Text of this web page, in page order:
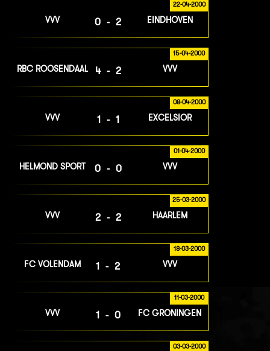
22-04-2000
VVV 0-2 EINDHOVEN
15-04-2000
RBC ROOSENDAAL 4-2 VVV
08-04-2000
VVV 1-1 EXCELSIOR
01-04-2000
HELMOND SPORT 0-0 VVV
25-03-2000
VVV 2-2 HAARLEM
18-03-2000
FC VOLENDAM 1-2 VVV
11-03-2000
VVV 1-0 FC GRONINGEN
03-03-2000